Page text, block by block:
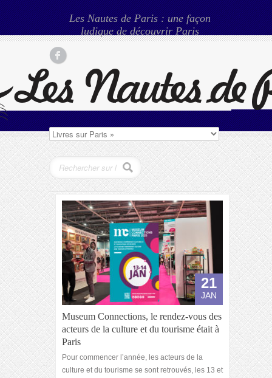
Les Nautes de Paris : une façon
ludique de découvrir Paris
21
JAN
Museum Connections, le rendez-vous des
acteurs de la culture et du tourisme était à
Paris
Pour commencer l’année, les acteurs de la
culture et du tourisme se sont retrouvés, les 13 et